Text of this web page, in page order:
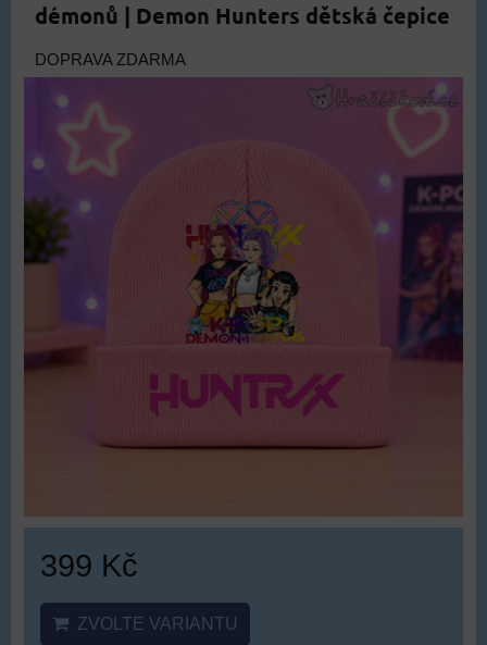
démonů | Demon Hunters dětská čepice
DOPRAVA ZDARMA
399 Kč
ZVOLTE VARIANTU